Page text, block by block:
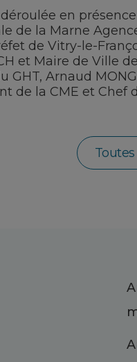
déroulée en
de la Marne
de Vitry-le-
et Maire de Ville
GHT, Arnaud
de la CME et Chef